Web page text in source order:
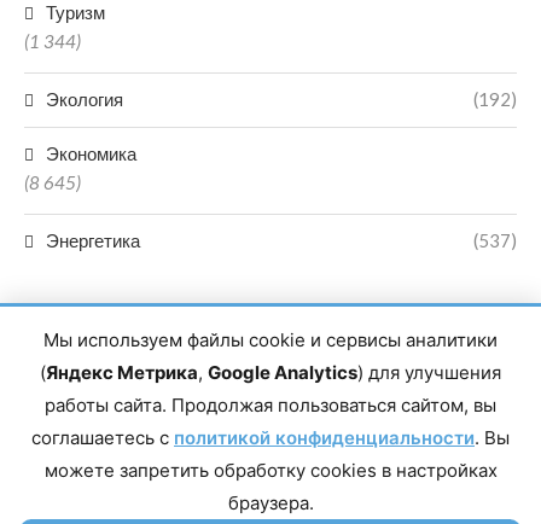
Туризм
(1 344)
Экология (192)
Экономика
(8 645)
Энергетика (537)
Главный редактор сетевого издания Магомаев Тимур Нухович.
Контакты редакции: 8(988)-292-94-34 Почта: vestiskfo@gmail.com По
Республика Дагестан, г. Махачкала, пр-т Насрутдинова, д. 1а. Все
права защищены. Копирование и использование полных материалов
запрещено, частичное цитирование возможно только при условии
Мы используем файлы cookie и сервисы аналитики
(Яндекс Метрика, Google Analytics) для улучшения
работы сайта. Продолжая пользоваться сайтом, вы
соглашаетесь с политикой конфиденциальности. Вы
можете запретить обработку cookies в настройках
браузера.